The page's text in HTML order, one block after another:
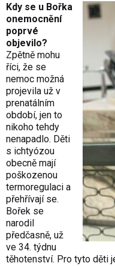
Kdy se u Bořka
onemocnění
poprvé
objevilo?
Zpětně mohu
říci, že se
nemoc možná
projevila už v
prenatálním
období, jen to
nikoho tehdy
nenapadlo. Děti
s ichtyózou
obecně mají
poškozenou
termoregulaci a
přehřívají se.
Bořek se
narodil
předčasně, už
ve 34. týdnu
těhotenství. Pro tyto děti